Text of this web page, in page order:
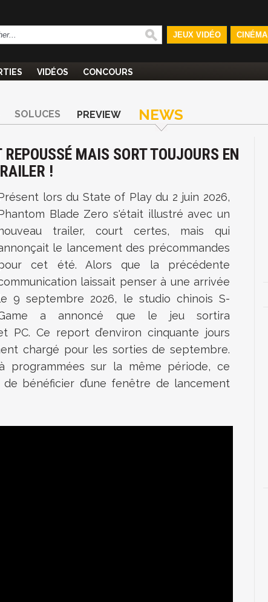
JEUX VIDÉO CINÉMA
VIDÉOS CONCOURS
SOLUCES PREVIEW NEWS
MAIS SORT TOUJOURS EN
!
lors du State of Play du 2 juin 2026,
Blade Zero s'était illustré avec un
trailer, court certes, mais qui
le lancement des précommandes
cet été. Alors que la précédente
laissait penser à une arrivée
le 9 septembre 2026, le studio chinois S-
a annoncé que le jeu sortira
PC. Ce report d’environ cinquante jours
chargé pour les sorties de septembre.
programmées sur la même période, ce
bénéficier d’une fenêtre de lancement